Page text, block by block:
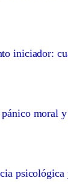
iniciador:
moral